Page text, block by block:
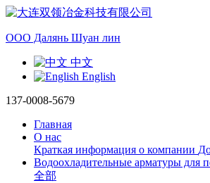
ООО Далянь Шуан лин
中文
English
137-0008-5679
Главная
О нас
Краткая информация о компании
Водоохладительные арматуры для
全部